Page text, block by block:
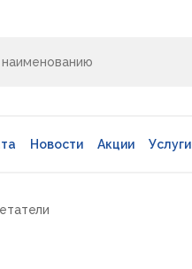
Новости Акции Услуги